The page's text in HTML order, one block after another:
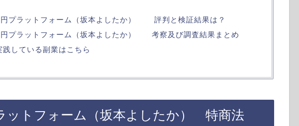
プラットフォーム（坂本よしたか） 評判と検証結果は？
プラットフォーム（坂本よしたか） 考察及び調査結果まとめ
践している副業はこちら
ットフォーム（坂本よしたか） 特商法